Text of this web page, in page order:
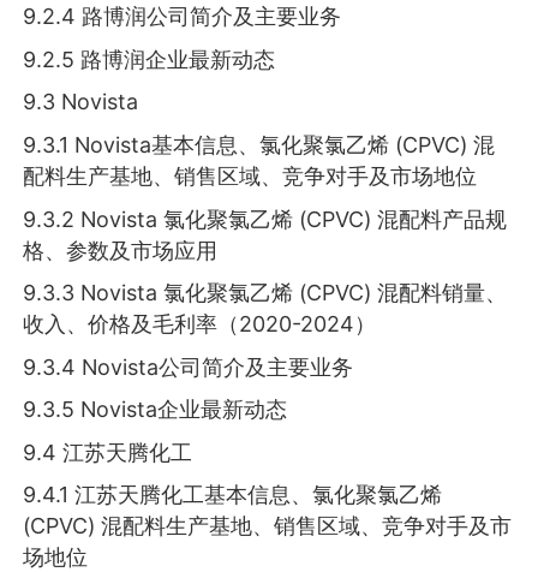
9.2.4 路博润公司简介及主要业务
9.2.5 路博润企业最新动态
9.3 Novista
9.3.1 Novista基本信息、氯化聚氯乙烯 (CPVC) 混
配料生产基地、销售区域、竞争对手及市场地位
9.3.2 Novista 氯化聚氯乙烯 (CPVC) 混配料产品规
格、参数及市场应用
9.3.3 Novista 氯化聚氯乙烯 (CPVC) 混配料销量、
收入、价格及毛利率（2020-2024）
9.3.4 Novista公司简介及主要业务
9.3.5 Novista企业最新动态
9.4 江苏天腾化工
9.4.1 江苏天腾化工基本信息、氯化聚氯乙烯
(CPVC) 混配料生产基地、销售区域、竞争对手及市
场地位